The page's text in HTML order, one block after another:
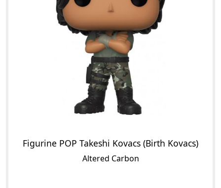
Figurine POP Takeshi Kovacs (Birth Kovacs)
Altered Carbon